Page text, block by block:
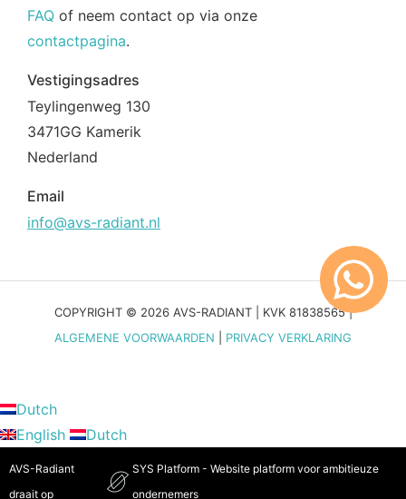
FAQ of neem contact op via onze
contactpagina.
Vestigingsadres
Teylingenweg 130
3471GG Kamerik
Nederland
Email
info@avs-radiant.nl
COPYRIGHT © 2026 AVS-RADIANT | KVK 81838565 |
ALGEMENE VOORWAARDEN
PRIVACY VERKLARING
Dutch
English
Dutch
AVS-Radiant
draait op
SYS Platform - Website platform voor ambitieuze
ondernemers